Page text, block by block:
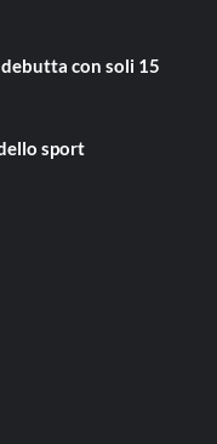
con soli 15
sport